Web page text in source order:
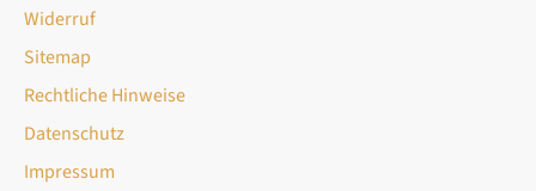
Widerruf
Sitemap
Rechtliche Hinweise
Datenschutz
Impressum